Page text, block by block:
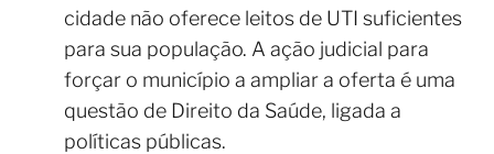
cidade não oferece leitos de UTI suficientes
para sua população. A ação judicial para
forçar o município a ampliar a oferta é uma
questão de Direito da Saúde, ligada a
políticas públicas.